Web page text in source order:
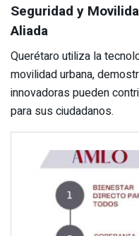
Seguridad y
Aliada
Querétaro utiliza la
movilidad urbana,
innovadoras pueden
para sus ciudadanos.